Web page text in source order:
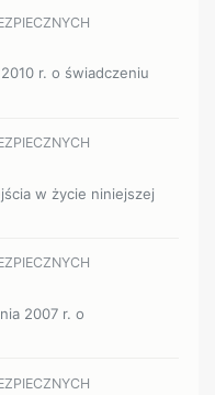
r. o świadczeniu
w życie niniejszej
2007 r. o